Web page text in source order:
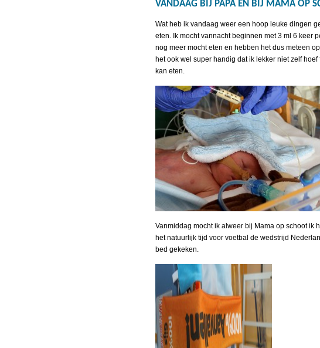
VANDAAG BIJ PAPA EN BIJ MAMA OP
Wat heb ik vandaag weer een hoop leuke dingen
eten. Ik mocht vannacht beginnen met 3 ml 6 keer
nog meer mocht eten en hebben het dus meteen
het ook wel super handig dat ik lekker niet zelf
kan eten.
Vanmiddag mocht ik alweer bij Mama op schoot ik
het natuurlijk tijd voor voetbal de wedstrijd
bed gekeken.